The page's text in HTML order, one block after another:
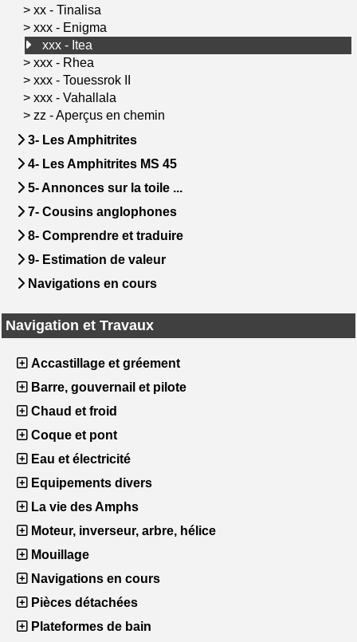
> xx - Tinalisa
> xxx - Enigma
xxx - Itea
> xxx - Rhea
> xxx - Touessrok II
> xxx - Vahallala
> zz - Aperçus en chemin
3- Les Amphitrites
4- Les Amphitrites MS 45
5- Annonces sur la toile ...
7- Cousins anglophones
8- Comprendre et traduire
9- Estimation de valeur
Navigations en cours
Navigation et Travaux
Accastillage et gréement
Barre, gouvernail et pilote
Chaud et froid
Coque et pont
Eau et électricité
Equipements divers
La vie des Amphs
Moteur, inverseur, arbre, hélice
Mouillage
Navigations en cours
Pièces détachées
Plateformes de bain